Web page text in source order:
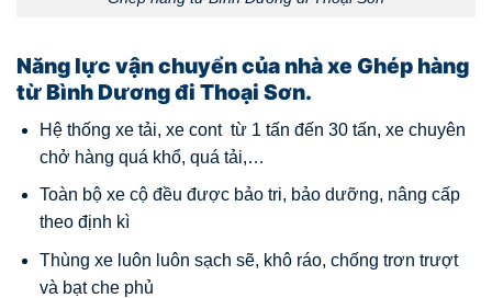
Năng lực vận chuyển của nhà xe Ghép hàng
từ Bình Dương đi Thoại Sơn.
Hệ thống xe tải, xe cont từ 1 tấn đến 30 tấn, xe chuyên
chở hàng quá khổ, quá tải,…
Toàn bộ xe cộ đều được bảo tri, bảo dưỡng, nâng cấp
theo định kì
Thùng xe luôn luôn sạch sẽ, khô ráo, chống trơn trượt
và bạt che phủ